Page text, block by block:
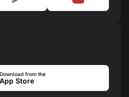
Download from the
App Store